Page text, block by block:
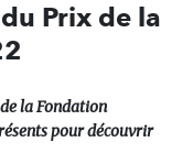
Prix de la
la Fondation
pour découvrir